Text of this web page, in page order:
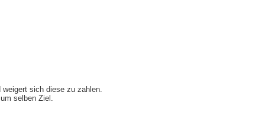
sich diese zu zahlen.
selben Ziel.